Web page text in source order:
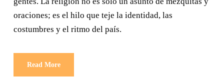
oraciones; es el hilo que teje la identidad, las
costumbres y el ritmo del país.
Read More